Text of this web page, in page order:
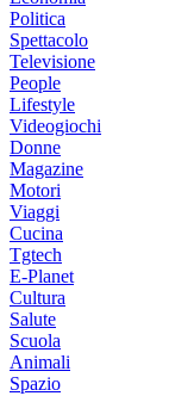
Politica
Spettacolo
Televisione
People
Lifestyle
Videogiochi
Donne
Magazine
Motori
Viaggi
Cucina
Tgtech
E-Planet
Cultura
Salute
Scuola
Animali
Spazio